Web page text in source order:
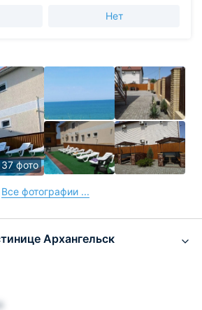
Нет
фото
Все фотографии ...
Архангельск